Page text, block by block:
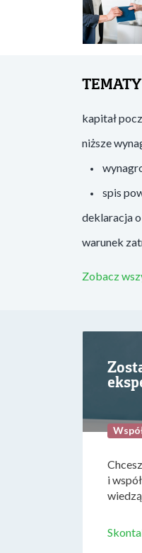
kapitał
niższe
spis
deklaracja
warunek
Zobacz
i